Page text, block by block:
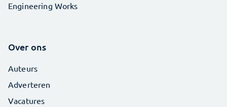
Engineering Works
Over ons
Auteurs
Adverteren
Vacatures